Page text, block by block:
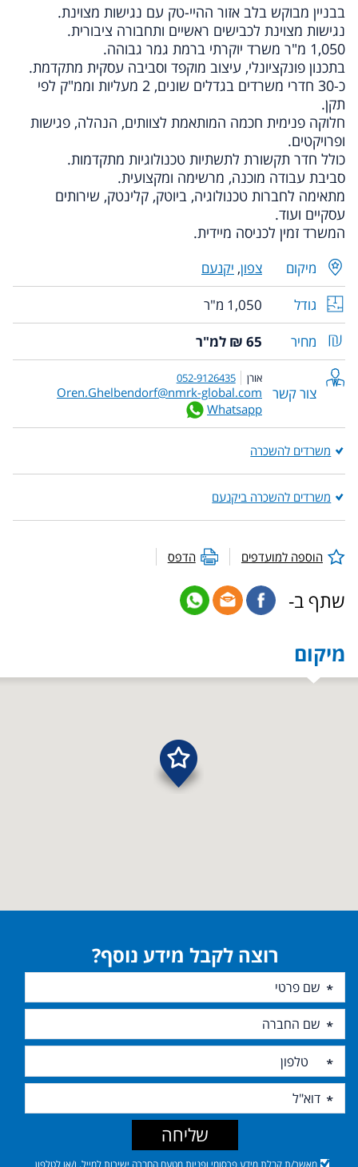
בבניין מבוקש בלב אזור ההיי-טק עם נגישות מצוינת.
נגישות מצוינת לכבישים ראשיים ותחבורה ציבורית.
1,050 מ"ר משרד יוקרתי ברמת גמר גבוהה.
בתכנון פונקציונלי, עיצוב מוקפד וסביבה עסקית מתקדמת.
כ-30 חדרי משרדים בגדלים שונים, 2 מעליות וממ"ק לפי
תקן.
חלוקה פנימית חכמה המותאמת לצוותים, הנהלה, פגישות
ופרויקטים.
כולל חדר תקשורת לתשתיות טכנולוגיות מתקדמות.
סביבת עבודה מוכנה, מרשימה ומקצועית.
מתאימה לחברות טכנולוגיה, ביוטק, קלינטק, שירותים
עסקיים ועוד.
המשרד זמין לכניסה מיידית.
מיקום צפון, יקנעם
גודל
1,050 מ"ר
מחיר
65 ₪ למ"ר
צור קשר
אורן 052-9126435
Oren.Ghelbendorf@nmrk-global.com
Whatsapp
משרדים להשכרה
משרדים להשכרה ביקנעם
הוספה למועדפים הדפס
שתף ב-
מיקום
רוצה לקבל מידע נוסף?
שליחה